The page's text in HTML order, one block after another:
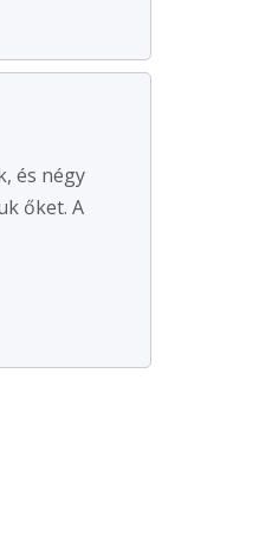
és négy
őket. A